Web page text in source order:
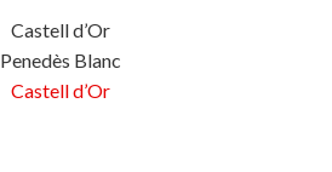
Castell d’Or
Penedès Blanc
Castell d’Or